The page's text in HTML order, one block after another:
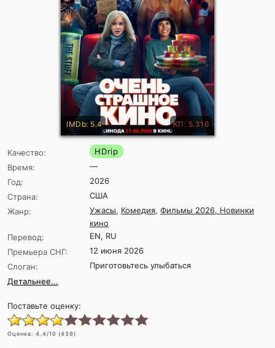
IMDb: 5.4 КП: 5.316
Качество:
HDrip
Время:
—
Год:
2026
Страна:
США
Жанр:
Ужасы, Комедия, Фильмы 2026, Новинки
кино
Перевод:
EN, RU
Премьера СНГ:
12 июня 2026
Слоган:
Приготовьтесь улыбаться
Детальнее...
Поставьте оценку:
Оценка: 4.4/10 (439)